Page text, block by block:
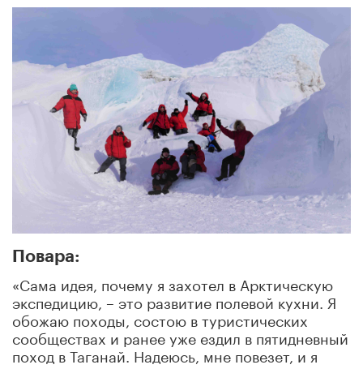
Повара:
«Сама идея, почему я захотел в Арктическую
экспедицию, – это развитие полевой кухни. Я
обожаю походы, состою в туристических
сообществах и ранее уже ездил в пятидневный
поход в Таганай. Надеюсь, мне повезет, и я